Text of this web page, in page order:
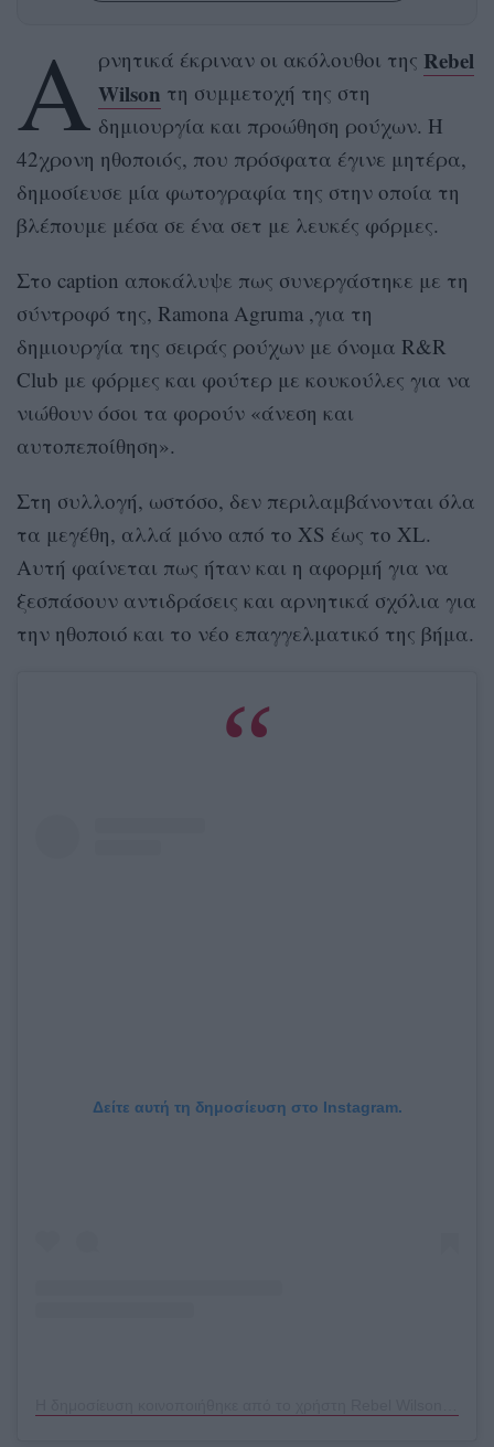
Α ρνητικά έκριναν οι ακόλουθοι της Rebel
Wilson τη συμμετοχή της στη
δημιουργία και προώθηση ρούχων. Η
42χρονη ηθοποιός, που πρόσφατα έγινε μητέρα,
δημοσίευσε μία φωτογραφία της στην οποία τη
βλέπουμε μέσα σε ένα σετ με λευκές φόρμες.
Στο caption αποκάλυψε πως συνεργάστηκε με τη
σύντροφό της, Ramona Agruma ,για τη
δημιουργία της σειράς ρούχων με όνομα R&R
Club με φόρμες και φούτερ με κουκούλες για να
νιώθουν όσοι τα φορούν «άνεση και
αυτοπεποίθηση».
Στη συλλογή, ωστόσο, δεν περιλαμβάνονται όλα
τα μεγέθη, αλλά μόνο από το XS έως το XL.
Αυτή φαίνεται πως ήταν και η αφορμή για να
ξεσπάσουν αντιδράσεις και αρνητικά σχόλια για
την ηθοποιό και το νέο επαγγελματικό της βήμα.
Δείτε αυτή τη δημοσίευση στο Instagram.